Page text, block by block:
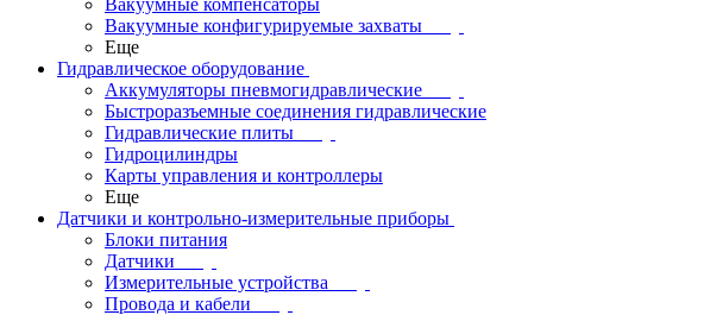
Вакуумные компенсаторы
Вакуумные конфигурируемые захваты
Еще
Гидравлическое оборудование
Аккумуляторы пневмогидравлические
Быстроразъемные соединения гидравлические
Гидравлические плиты
Гидроцилиндры
Карты управления и контроллеры
Еще
Датчики и контрольно-измерительные приборы
Блоки питания
Датчики
Измерительные устройства
Провода и кабели